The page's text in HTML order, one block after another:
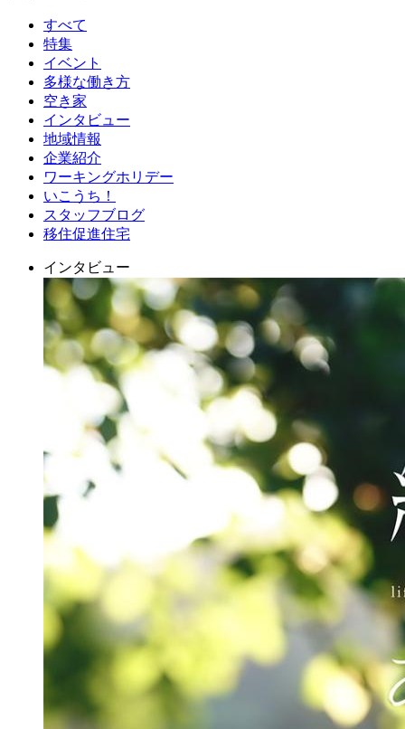
すべて
特集
イベント
多様な働き方
空き家
インタビュー
地域情報
企業紹介
ワーキングホリデー
いこうち！
スタッフブログ
移住促進住宅
インタビュー